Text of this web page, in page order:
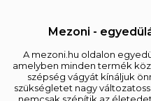
Mezoni -
A mezoni.hu oldalon
amelyben minden termék
szépség vágyát kínáljuk
szükségletet nagy